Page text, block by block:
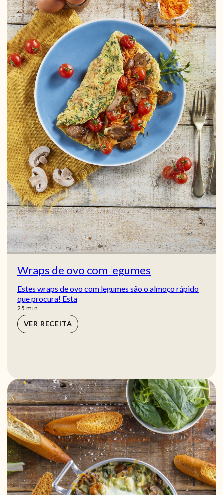
Wraps de ovo com legumes
Estes wraps de ovo com legumes são o almoço rápido
que procura! Esta
25 min
min
VER RECEITA